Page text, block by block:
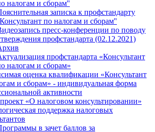
налогам и сборам''
записка к профстандарту
по налогам и сборам''
пресс-конференции по поводу
профстандарта (02.12.2021)
профстандарта «Консультант
налогам и сборам»
оценка квалификации «Консультант
и сборам» - индивидуальная форма
активности
«О налоговом консультировании»
поддержка налоговых
в зачет баллов за